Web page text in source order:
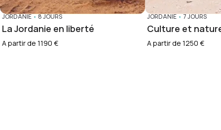
JORDANIE•8 JOURS
La Jordanie en liberté
A partir de 1190 €
JORDANIE•7 JOURS
Culture et
A partir de 1250 €